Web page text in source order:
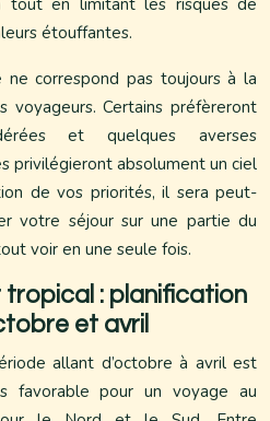
tout en limitant les risques de
étouffantes.
ne correspond pas toujours à la
Certains préfèreront
et quelques averses
privilégieront absolument un ciel
de vos priorités, il sera peut-
votre séjour sur une partie du
voir en une seule fois.
tropical : planification
et avril
allant d’octobre à avril est
favorable pour un voyage au